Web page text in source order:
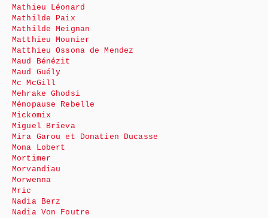
Mathieu Léonard
Mathilde Paix
Mathilde Meignan
Matthieu Mounier
Matthieu Ossona de Mendez
Maud Bénézit
Maud Guély
Mc McGill
Mehrake Ghodsi
Ménopause Rebelle
Mickomix
Miguel Brieva
Mira Garou et Donatien Ducasse
Mona Lobert
Mortimer
Morvandiau
Morwenna
Mric
Nadia Berz
Nadia Von Foutre